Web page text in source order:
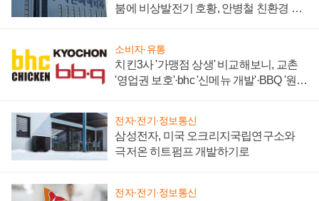
붐에 비상발전기 호황, 안병철 친환경 에
소비자·유통
치킨3사 '가맹점 상생' 비교해보니, 교촌
'영업권 보호'·bhc '신메뉴 개발'·BBQ '원가
전자·전기·정보통신
삼성전자, 미국 오크리지국립연구소와
극저온 히트펌프 개발하기로
전자·전기·정보통신